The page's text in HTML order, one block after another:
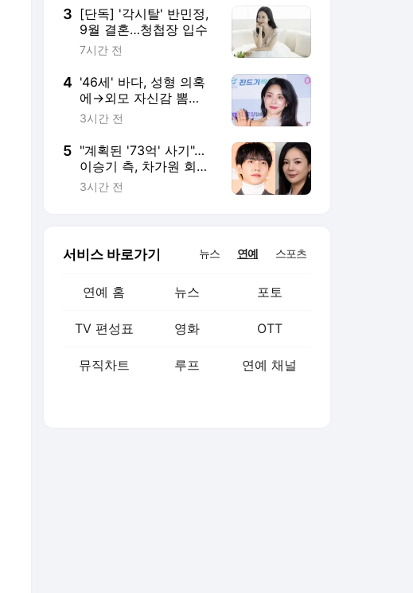
마 ('엿사랑')
3 [단독] '각시탈' 반민정,
9월 결혼…청첩장 입수
7시간 전
4 '46세' 바다, 성형 의혹
에→외모 자신감 뽐
내…"풀 착장하면 미친
3시간 전
5 "계획된 '73억' 사기"…
이승기 측, 차가원 회장
전세금 미반환에 '강력
3시간 전
서비스 바로가기 뉴스 연예 스포츠
연예 홈 뉴스 포토
TV 편성표 영화 OTT
뮤직차트 루프 연예 채널